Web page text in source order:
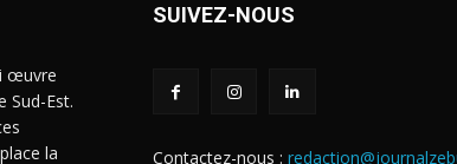
œuvre
Sud-Est.
la
SUIVEZ-NOUS
Contactez-nous :